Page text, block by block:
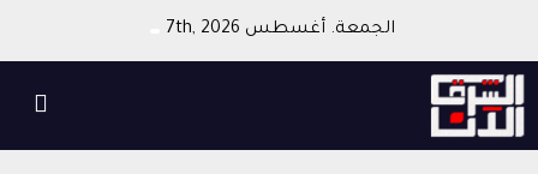
content
الجمعة. أغسطس 7th, 2026